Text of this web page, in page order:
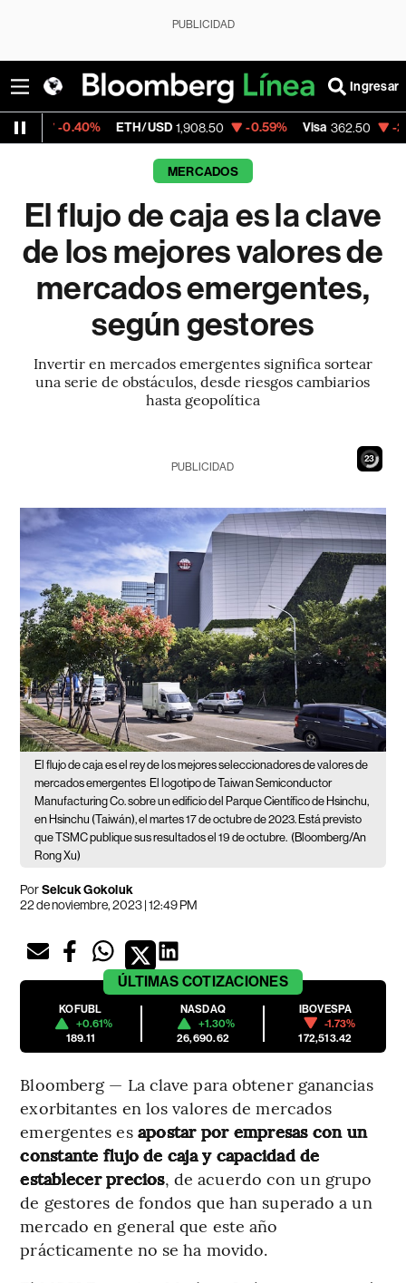
PUBLICIDAD
Ingresar
ETH/USD 1,908.50 -0.59% Visa 362.50 -2.15%
MERCADOS
El flujo de caja es la clave
de los mejores valores de
mercados emergentes,
según gestores
Invertir en mercados emergentes significa sortear
una serie de obstáculos, desde riesgos cambiarios
hasta geopolítica
21
PUBLICIDAD
El flujo de caja es el rey de los mejores seleccionadores de valores de
mercados emergentes El logotipo de Taiwan Semiconductor
Manufacturing Co. sobre un edificio del Parque Científico de Hsinchu,
en Hsinchu (Taiwán), el martes 17 de octubre de 2023. Está previsto
que TSMC publique sus resultados el 19 de octubre. (Bloomberg/An
Rong Xu)
PorSelcuk Gokoluk
22 de noviembre, 2023 | 12:49 PM
ÚLTIMAS COTIZACIONES
KOFUBL
+0.61%
189.11
NASDAQ
+1.30%
26,690.62
IBOVESPA
-1.73%
172,513.42
Bloomberg — La clave para obtener ganancias
exorbitantes en los valores de mercados
emergentes es apostar por empresas con un
constante flujo de caja y capacidad de
establecer precios, de acuerdo con un grupo
de gestores de fondos que han superado a un
mercado en general que este año
prácticamente no se ha movido.